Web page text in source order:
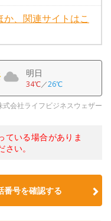
か、関連サイトはこ
明日
34℃／26℃
式会社ライフビジネスウェザー
ている場合がありま
い。
番号を確認する